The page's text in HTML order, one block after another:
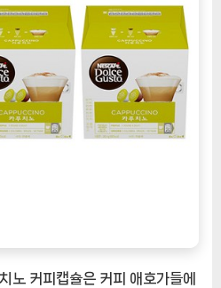
노 커피캡슐은 커피 애호가들에